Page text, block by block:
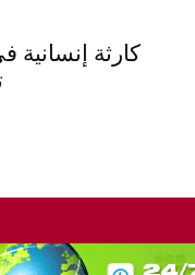
كارثة إنسانية